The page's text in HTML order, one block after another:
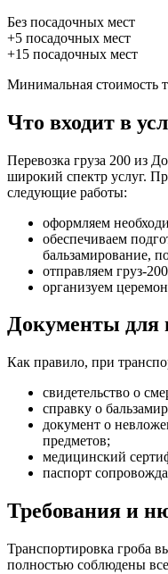
Без посадочных мест
+5 посадочных мест
+15 посадочных мест
Минимальная стоимость
Что входит в
Перевозка груза 200 из
широкий спектр услуг.
следующие работы:
оформляем
обеспечиваем
бальзамирование,
отправляем груз-
организуем
Документы для
Как правило, при
свидетельство о
справку о
документ о
предметов;
медицинский
паспорт
Требования и
Транспортировка гроба
полностью соблюдены